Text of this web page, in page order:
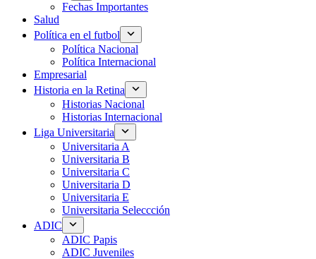
Fechas Importantes
Salud
Política en el futbol
Política Nacional
Política Internacional
Empresarial
Historia en la Retina
Historias Nacional
Historias Internacional
Liga Universitaria
Universitaria A
Universitaria B
Universitaria C
Universitaria D
Universitaria E
Universitaria Seleccción
ADIC
ADIC Papis
ADIC Juveniles